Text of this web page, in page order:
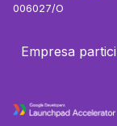
006027/O
Empresa